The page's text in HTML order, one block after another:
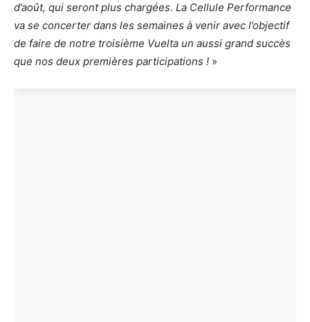
d’août, qui seront plus chargées. La Cellule Performance
va se concerter dans les semaines à venir avec l’objectif
de faire de notre troisième Vuelta un aussi grand succès
que nos deux premières participations ! »